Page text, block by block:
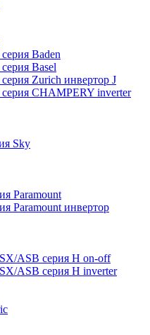
Baden
Basel
Zurich инвертор J
CHAMPERY inverter
Sky
Paramount
Paramount инвертор
ASB серия Н on-off
ASB серия Н inverter